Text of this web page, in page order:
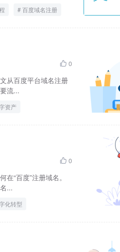
百度域名注册
 0
从百度平台域名注册
流...
资产
 0
“百度”注册域名。
...
化转型